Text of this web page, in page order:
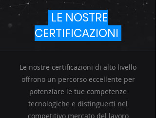
LE NOSTRE
CERTIFICAZIONI
Le nostre certificazioni di alto livello
offrono un percorso eccellente per
potenziare le tue competenze
tecnologiche e distinguerti nel
competitivo mercato del lavoro